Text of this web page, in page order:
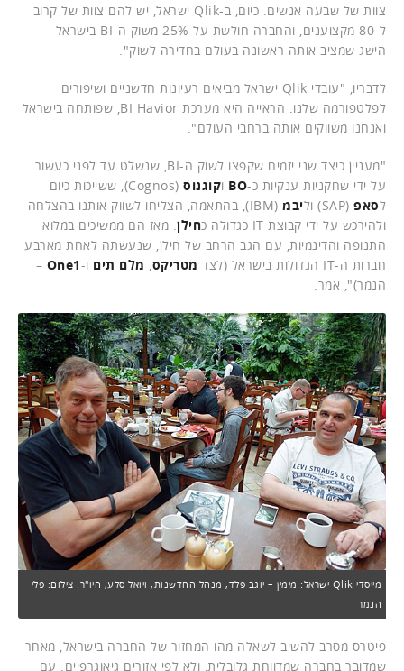
צוות של שבעה אנשים. כיום, ב-Qlik ישראל, יש להם צוות של קרוב
ל-80 מקצוענים, והחברה חולשת על 25% משוק ה-BI בישראל –
הישג שמציב אותה ראשונה בעולם בחדירה לשוק".
לדבריו, "עובדי Qlik ישראל מביאים רעיונות חדשניים ושיפורים
לפלטפורמה שלנו. הראייה היא מערכת BI Havior, שפותחה בישראל
ואנחנו משווקים אותה ברחבי העולם".
"מעניין כיצד שני יזמים שקפצו לשוק ה-BI, שנשלט עד לפני כעשור
על ידי שחקניות ענקיות כ-BO וקוגנוס
(Cognos), ששייכות כיום
לסאפ (SAP) ול יבמ
(IBM), בהתאמה, הצליחו לשווק אותנו בהצלחה
ולהירכש על ידי קבוצת IT כגדולה כ
חילן . מאז הם ממשיכים במלוא
התנופה והדינמיות, עם הגב הרחב של חילן, שנעשתה לאחת מארבע
חברות ה-IT הגדולות בישראל (לצד
מטריקס מלם תים ו-One1
–
הנמר)", אמר.
מייסדי Qlik ישראל: מימין – יוגב פלד, מנהל החדשנות, ויואל סלע, היו"ר. צילום: פלי
הנמר
פיטרס מסרב להשיב לשאלה מהו המחזור של החברה בישראל, מאחר
שמדובר בחברה שמדווחת גלובלית, ולא לפי אזורים גיאוגרפיים. עם